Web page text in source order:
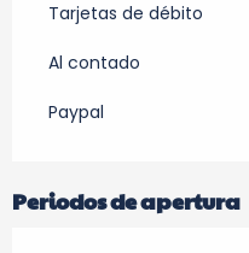
Tarjetas de débito
Al contado
Paypal
Periodos de apertura